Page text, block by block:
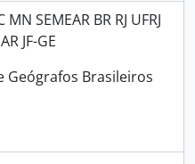
MN SEMEAR BR RJ UFRJ
JF-GE
Geógrafos Brasileiros